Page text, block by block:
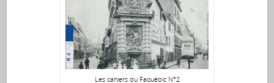
Les cahiers du Faouëdic N°2